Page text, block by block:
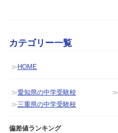
カテゴリー一覧
HOME
愛知県の中学受験校
三重県の中学受験校
偏差値ランキング